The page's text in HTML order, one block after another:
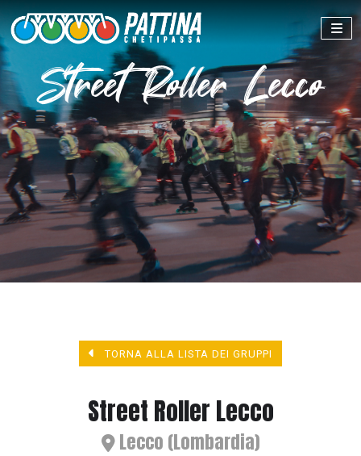
Street Roller Lecco
TORNA ALLA LISTA DEI GRUPPI
Street Roller Lecco
Lecco (Lombardia)